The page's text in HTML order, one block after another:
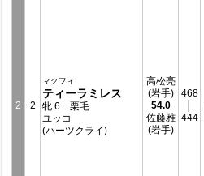
2 2
マクフィ
ティーラミレス
牝 6 栗毛
ユッコ
(ハーツクライ)
高松亮
(岩手)
54.0
佐藤雅
(岩手)
468
444